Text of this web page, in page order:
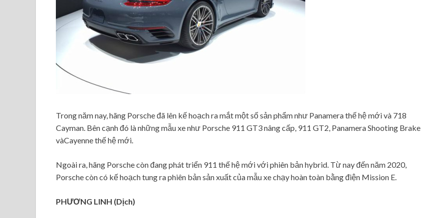
Trong năm nay, hãng Porsche đã lên kế hoạch ra mắt một số sản phẩm như Panamera thế hệ mới và 718
Cayman. Bên cạnh đó là những mẫu xe như Porsche 911 GT3 nâng cấp, 911 GT2, Panamera Shooting Brake
vàCayenne thế hệ mới.
Ngoài ra, hãng Porsche còn đang phát triển 911 thế hệ mới với phiên bản hybrid. Từ nay đến năm 2020,
Porsche còn có kế hoạch tung ra phiên bản sản xuất của mẫu xe chạy hoàn toàn bằng điện Mission E.
PHƯƠNG LINH (Dịch)